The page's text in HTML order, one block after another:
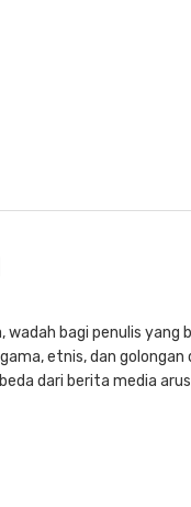
wadah bagi penulis
etnis, dan
dari berita media